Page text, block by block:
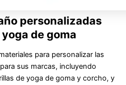
personalizadas
de goma
para personalizar las
sus marcas, incluyendo
de yoga de goma y corcho, y